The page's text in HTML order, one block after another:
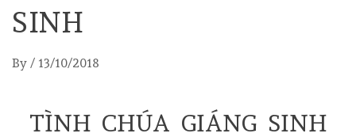
SINH
By / 13/10/2018
TÌNH CHÚA GIÁNG SINH